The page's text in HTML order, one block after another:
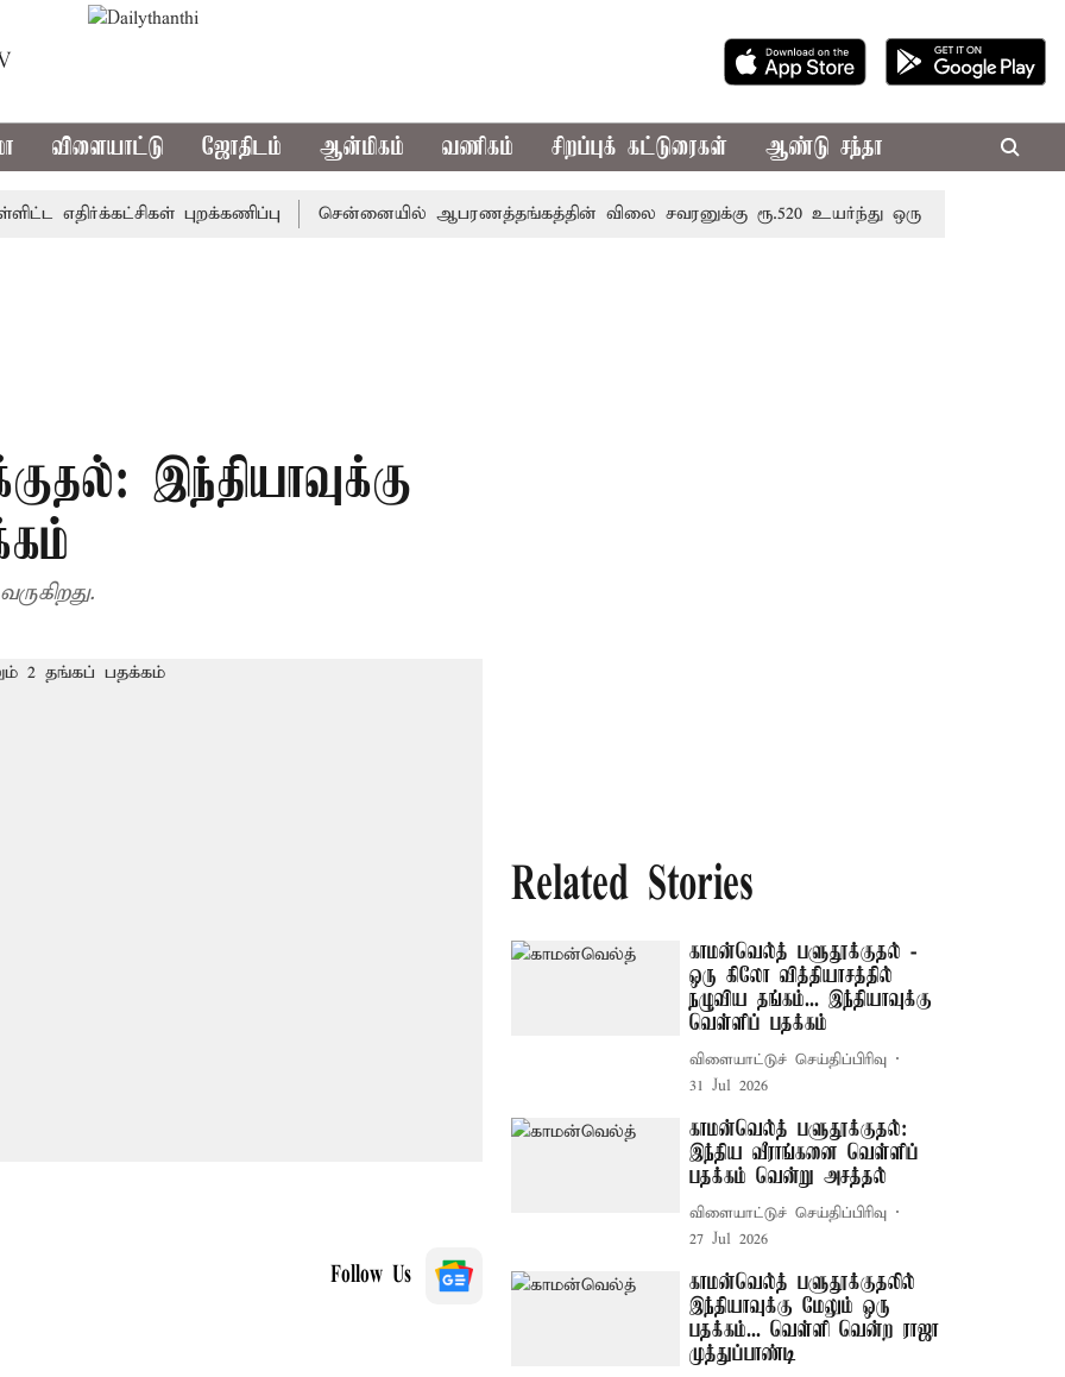
விளையாட்டு ஜோதிடம் ஆன்மிகம் வணிகம் சிறப்புக் கட்டுரைகள் ஆண்டு சந்தா
புறக்கணிப்பு சென்னையில் ஆபரணத்தங்கத்தின் விலை சவரனுக்கு ரூ.520 உயர்ந்து ஒரு சவரன்
இந்தியாவுக்கு
Follow Us
Related Stories
காமன்வெல்த் பளுதூக்குதல் -
ஒரு கிலோ வித்தியாசத்தில்
நழுவிய தங்கம்... இந்தியாவுக்கு
வெள்ளிப் பதக்கம்
விளையாட்டுச் செய்திப்பிரிவு
31 Jul 2026
காமன்வெல்த் பளுதூக்குதல்:
இந்திய வீராங்கனை வெள்ளிப்
பதக்கம் வென்று அசத்தல்
விளையாட்டுச் செய்திப்பிரிவு
27 Jul 2026
காமன்வெல்த் பளுதூக்குதலில்
இந்தியாவுக்கு மேலும் ஒரு
பதக்கம்... வெள்ளி வென்ற ராஜா
முத்துப்பாண்டி